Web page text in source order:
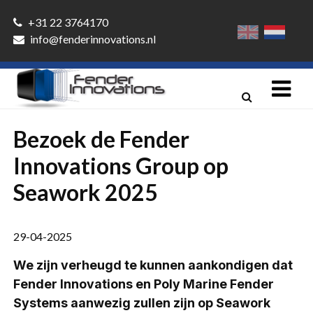
+31 22 3764170
info@fenderinnovations.nl
Bezoek de Fender
Innovations Group op
Seawork 2025
29-04-2025
We zijn verheugd te kunnen aankondigen dat
Fender Innovations en Poly Marine Fender
Systems aanwezig zullen zijn op Seawork